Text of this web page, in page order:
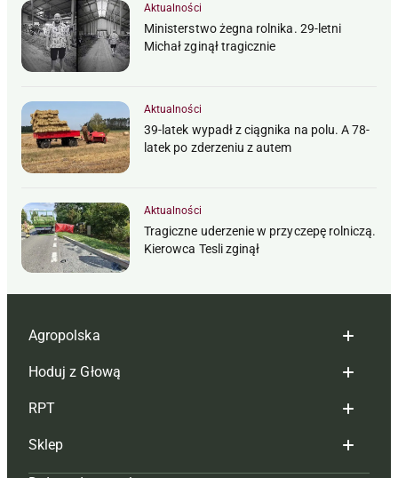
Aktualności
Ministerstwo żegna rolnika. 29-letni
Michał zginął tragicznie
Aktualności
39-latek wypadł z ciągnika na polu. A 78-
latek po zderzeniu z autem
Aktualności
Tragiczne uderzenie w przyczepę rolniczą.
Kierowca Tesli zginął
Agropolska
Redakcja
Reklama
Tagi
Hoduj z Głową
Hoduj z głową bydło
Hoduj z głową świnie
RPT
Redakcja
Sklep